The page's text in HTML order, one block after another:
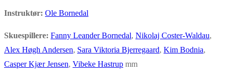
Instruktør: Ole Bornedal
Skuespillere: Fanny Leander Bornedal, Nikolaj Coster-Waldau,
Alex Høgh Andersen, Sara Viktoria Bjerregaard, Kim Bodnia,
Casper Kjær Jensen, Vibeke Hastrup mm